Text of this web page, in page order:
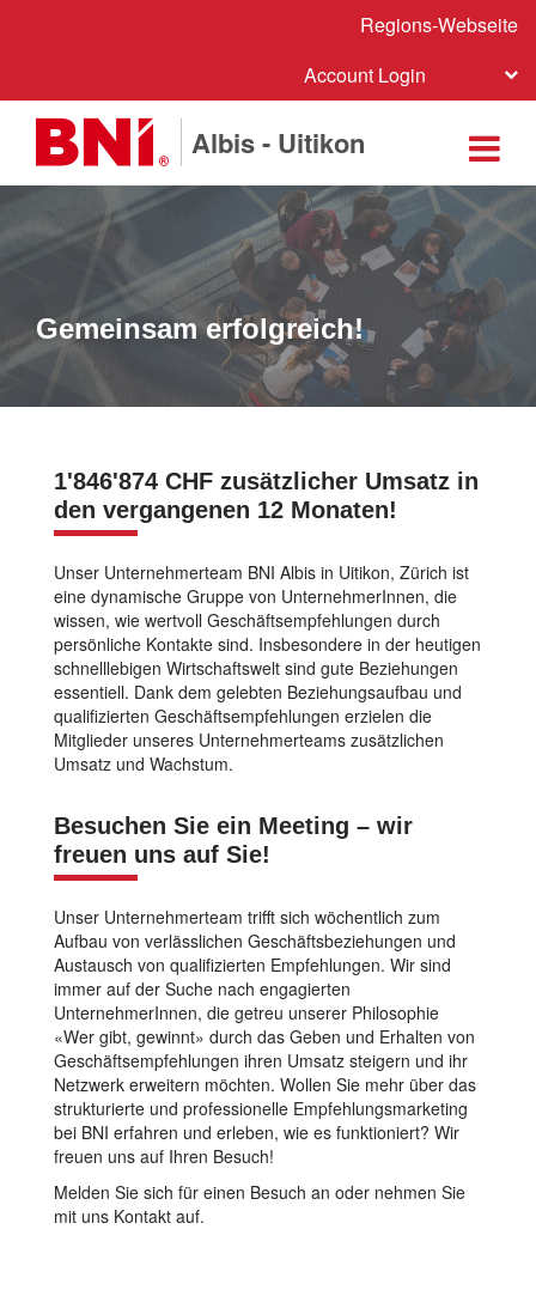
Regions-Webseite
Account Login
Albis - Uitikon
Gemeinsam erfolgreich!
1'846'874 CHF zusätzlicher Umsatz in
den vergangenen 12 Monaten!
Unser Unternehmerteam BNI Albis in Uitikon, Zürich ist
eine dynamische Gruppe von UnternehmerInnen, die
wissen, wie wertvoll Geschäftsempfehlungen durch
persönliche Kontakte sind. Insbesondere in der heutigen
schnelllebigen Wirtschaftswelt sind gute Beziehungen
essentiell. Dank dem gelebten Beziehungsaufbau und
qualifizierten Geschäftsempfehlungen erzielen die
Mitglieder unseres Unternehmerteams zusätzlichen
Umsatz und Wachstum.
Besuchen Sie ein Meeting – wir
freuen uns auf Sie!
Unser Unternehmerteam trifft sich wöchentlich zum
Aufbau von verlässlichen Geschäftsbeziehungen und
Austausch von qualifizierten Empfehlungen. Wir sind
immer auf der Suche nach engagierten
UnternehmerInnen, die getreu unserer Philosophie
«Wer gibt, gewinnt» durch das Geben und Erhalten von
Geschäftsempfehlungen ihren Umsatz steigern und ihr
Netzwerk erweitern möchten. Wollen Sie mehr über das
strukturierte und professionelle Empfehlungsmarketing
bei BNI erfahren und erleben, wie es funktioniert? Wir
freuen uns auf Ihren Besuch!
Melden Sie sich für einen Besuch an oder nehmen Sie
mit uns Kontakt auf.